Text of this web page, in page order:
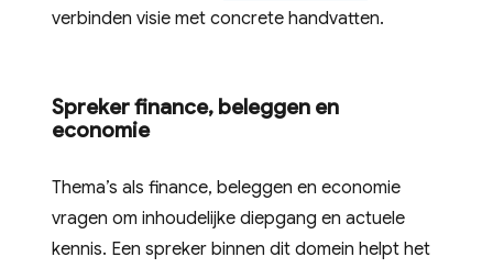
verbinden visie met concrete handvatten.
Spreker finance, beleggen en
economie
Thema’s als finance, beleggen en economie
vragen om inhoudelijke diepgang en actuele
kennis. Een spreker binnen dit domein helpt het